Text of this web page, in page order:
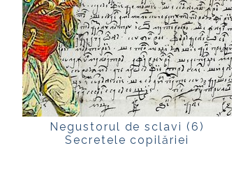
Negustorul de sclavi (6)
Secretele copilăriei